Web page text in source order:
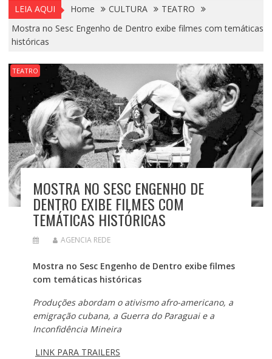
LEIA AQUI Home CULTURA
TEATRO
Mostra no Sesc Engenho de Dentro exibe filmes com temáticas
históricas
TEATRO
MOSTRA NO SESC ENGENHO DE
DENTRO EXIBE FILMES COM
TEMÁTICAS HISTÓRICAS
AGENCIA REDE
Mostra no Sesc Engenho de Dentro exibe filmes
com temáticas históricas
Produções abordam o ativismo afro-americano, a
emigração cubana, a Guerra do Paraguai e a
Inconfidência Mineira
LINK PARA TRAILERS